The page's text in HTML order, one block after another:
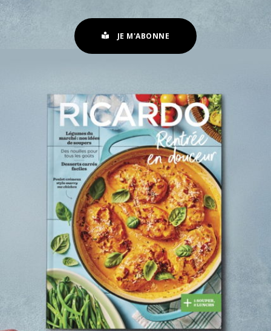
JE M'ABONNE